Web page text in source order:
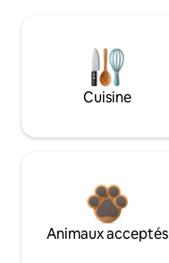
Cuisine
Animaux acceptés